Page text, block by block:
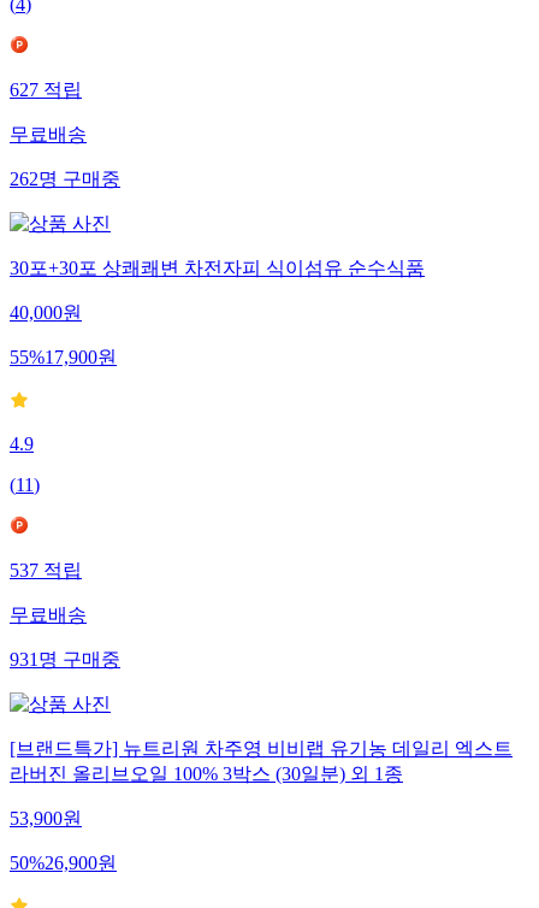
(4)
627적립
무료배송
262명구매중
30포+30포 상쾌쾌변 차전자피 식이섬유 순수식품
40,000원
55%17,900원
4.9
(11)
537적립
무료배송
931명구매중
[브랜드특가] 뉴트리원 차주영 비비랩 유기농 데일리 엑스트
라버진 올리브오일 100% 3박스 (30일분) 외 1종
53,900원
50%26,900원